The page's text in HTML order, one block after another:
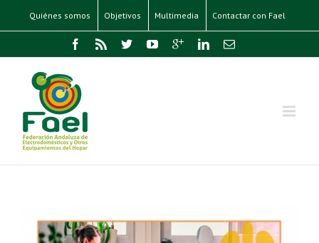
Quiénes somos Objetivos Multimedia Contactar con Fael